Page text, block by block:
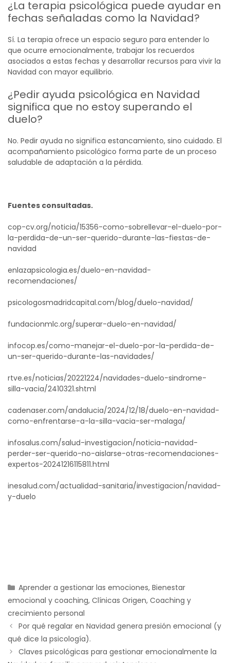
¿La terapia psicológica puede ayudar en
fechas señaladas como la Navidad?
Sí. La terapia ofrece un espacio seguro para entender lo
que ocurre emocionalmente, trabajar los recuerdos
asociados a estas fechas y desarrollar recursos para vivir la
Navidad con mayor equilibrio.
¿Pedir ayuda psicológica en Navidad
significa que no estoy superando el
duelo?
No. Pedir ayuda no significa estancamiento, sino cuidado. El
acompañamiento psicológico forma parte de un proceso
saludable de adaptación a la pérdida.
Fuentes consultadas.
cop-cv.org/noticia/15356-como-sobrellevar-el-duelo-por-
la-perdida-de-un-ser-querido-durante-las-fiestas-de-
navidad
enlazapsicologia.es/duelo-en-navidad-
recomendaciones/
psicologosmadridcapital.com/blog/duelo-navidad/
fundacionmlc.org/superar-duelo-en-navidad/
infocop.es/como-manejar-el-duelo-por-la-perdida-de-
un-ser-querido-durante-las-navidades/
rtve.es/noticias/20221224/navidades-duelo-sindrome-
silla-vacia/2410321.shtml
cadenaser.com/andalucia/2024/12/18/duelo-en-navidad-
como-enfrentarse-a-la-silla-vacia-ser-malaga/
infosalus.com/salud-investigacion/noticia-navidad-
perder-ser-querido-no-aislarse-otras-recomendaciones-
expertos-20241216115811.html
inesalud.com/actualidad-sanitaria/investigacion/navidad-
y-duelo
Aprender a gestionar las emociones,Bienestar
emocional y coaching, Clínicas Origen, Coaching y
crecimiento personal
Por qué regalar en Navidad genera presión emocional (y
qué dice la psicología).
Claves psicológicas para gestionar emocionalmente la